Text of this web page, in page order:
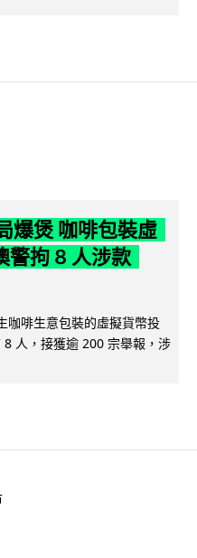
爆煲 咖啡包裝虛
警拘 8 人涉款
咖啡生意包裝的虛擬貨幣投
人，接獲逾 200 宗舉報，涉